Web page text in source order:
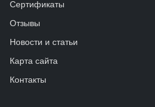
Сертификаты
Отзывы
Новости и статьи
Карта сайта
Контакты